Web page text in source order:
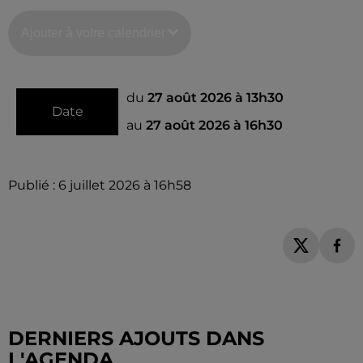
Date
du 27 août 2026 à 13h30
au 27 août 2026 à 16h30
Publié : 6 juillet 2026 à 16h58
DERNIERS AJOUTS DANS